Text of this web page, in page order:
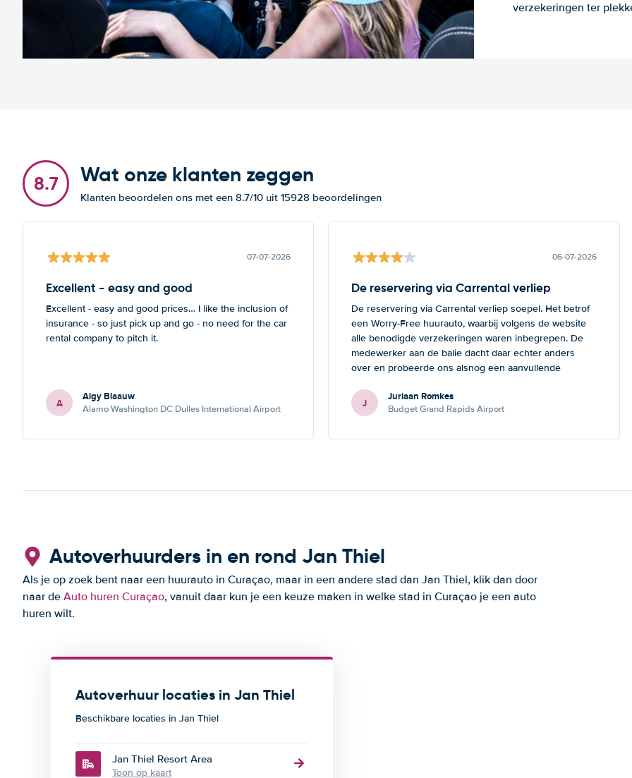
verzekeringen ter
8.7 Wat onze klanten zeggen
Klanten beoordelen ons met een 8.7/10 uit 15928 beoordelingen
07-07-2026
Excellent - easy and good
Excellent - easy and good prices… I like the inclusion of
insurance - so just pick up and go - no need for the car
rental company to pitch it.
A Algy Blaauw
Alamo Washington DC Dulles International Airport
06-07-2026
De reservering via Carrental verliep
De reservering via Carrental verliep soepel. Het betrof
een Worry-Free huurauto, waarbij volgens de website
alle benodigde verzekeringen waren inbegrepen. De
medewerker aan de balie dacht daar echter anders
over en probeerde ons alsnog een aanvullende
zonder deze extra verzekering onvoldoende verzekerd.
Omdat wij ervan overtuigd waren dat alle verzekeringen
afgewezen.
J Juriaan Romkes
Budget Grand Rapids Airport
Autoverhuurders in en rond Jan Thiel
Als je op zoek bent naar een huurauto in Curaçao, maar in een andere stad dan Jan Thiel, klik dan door
naar de Auto huren Curaçao, vanuit daar kun je een keuze maken in welke stad in Curaçao je een auto
huren wilt.
Autoverhuur locaties in Jan Thiel
Beschikbare locaties in Jan Thiel
Jan Thiel Resort Area
Toon op kaart